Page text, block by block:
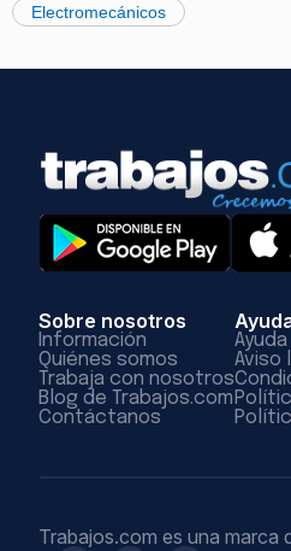
Electromecánicos
Sobre nosotros
Información
Quiénes somos
Trabaja con nosotros
Blog de Trabajos.com
Contáctanos
Ayuda
Aviso
Trabajos.com es una marca